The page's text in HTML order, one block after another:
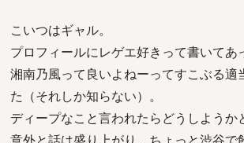
こいつはギャル。
プロフィールにレゲエ好きって書いてあ
湘南乃風って良いよねーってすこぶる適
た（それしか知らない）。
ディープなこと言われたらどうしようか